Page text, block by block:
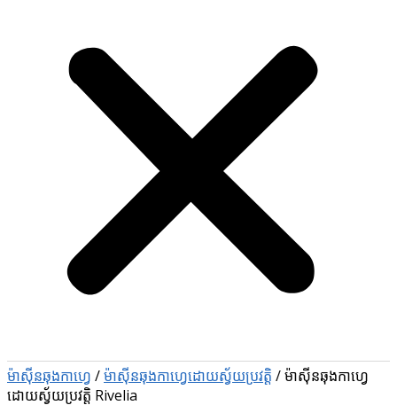
ម៉ាស៊ីនឆុងកាហ្វេ /ម៉ាស៊ីនឆុងកាហ្វេដោយស្វ័យប្រវត្តិ /ម៉ាស៊ីនឆុងកាហ្វេ
ដោយស្វ័យប្រវត្តិ Rivelia